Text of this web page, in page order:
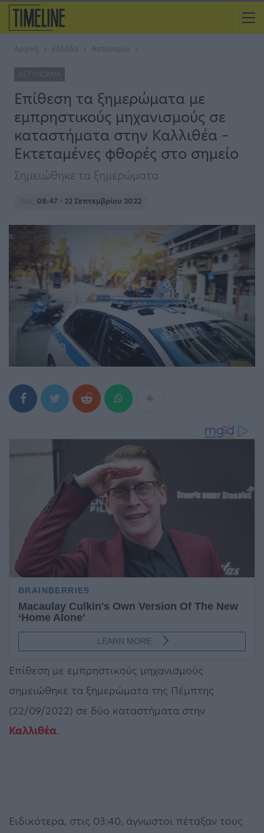
Αρχική Ελλάδα Αστυνομία
ΑΣΤΥΝΟΜΊΑ
Επίθεση τα ξημερώματα με
εμπρηστικούς μηχανισμούς σε
καταστήματα στην Καλλιθέα –
Εκτεταμένες φθορές στο σημείο
Σημειώθηκε τα ξημερώματα
Στις 08:47 - 22 Σεπτεμβρίου 2022
Επίθεση με εμπρηστικούς μηχανισμούς
σημειώθηκε τα ξημερώματα της Πέμπτης
(22/09/2022) σε δύο καταστήματα στην
Καλλιθέα.
Ειδικότερα, στις 03:40, άγνωστοι πέταξαν τους